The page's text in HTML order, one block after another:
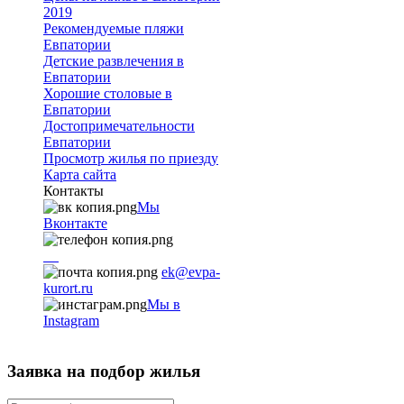
2019
Рекомендуемые пляжи
Евпатории
Детские развлечения в
Евпатории
Хорошие столовые в
Евпатории
Достопримечательности
Евпатории
Просмотр жилья по приезду
Карта сайта
Контакты
Мы
Вконтакте
ek@evpa-
kurort.ru
Мы в
Instagram
Заявка на подбор жилья